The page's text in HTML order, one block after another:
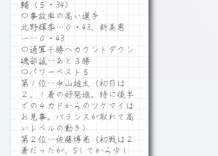
輔（５・34）
〇事故率の高い選手
北野輝季…０・43、新美恵
一…０・43
〇通算千勝へカウントダウン
磯部誠…あと３勝
〇パワーベスト５
第１位…中山雄太（初日は
２、１着の好発進。特に後半
での４カドからのツケマイは
お見事。バランスが取れて高
いレベルの動き）
第２位…佐藤博亮（初戦は２
着だったが、Sしてから少し